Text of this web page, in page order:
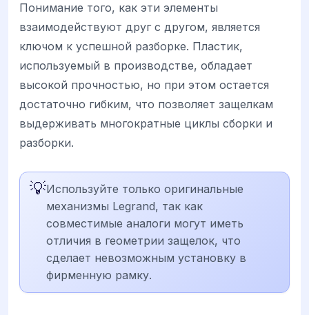
Понимание того, как эти элементы
взаимодействуют друг с другом, является
ключом к успешной разборке. Пластик,
используемый в производстве, обладает
высокой прочностью, но при этом остается
достаточно гибким, что позволяет защелкам
выдерживать многократные циклы сборки и
разборки.
💡Используйте только оригинальные
механизмы Legrand, так как
совместимые аналоги могут иметь
отличия в геометрии защелок, что
сделает невозможным установку в
фирменную рамку.